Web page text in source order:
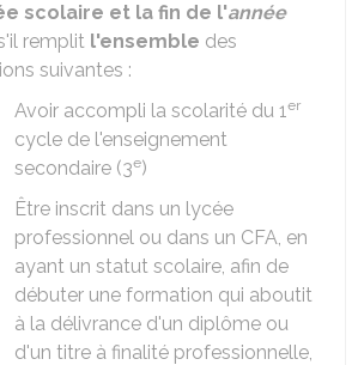
scolaire et la fin de l'année
remplit l'ensemble des
suivantes :
Avoir accompli la scolarité du 1er
cycle de l'enseignement
secondaire (3e)
Être inscrit dans un lycée
professionnel ou dans un CFA, en
ayant un statut scolaire, afin de
débuter une formation qui aboutit
à la délivrance d'un diplôme ou
d'un titre à finalité professionnelle,